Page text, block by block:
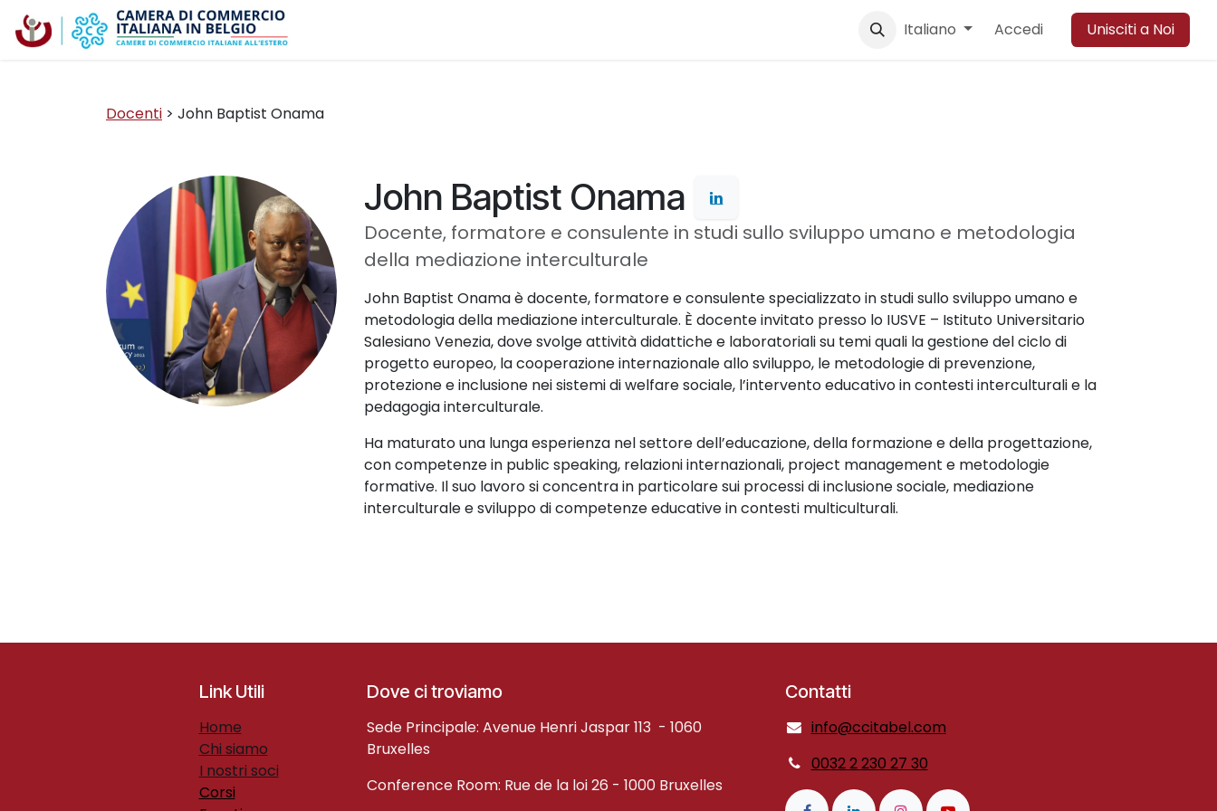
Passa al contenuto
Eventi News Contattaci
Italiano Accedi Unisciti a Noi
Docenti > John Baptist Onama
John Baptist Onama
Docente, formatore e consulente in studi sullo sviluppo umano e metodologia
della mediazione interculturale
John Baptist Onama è docente, formatore e consulente specializzato in studi sullo sviluppo umano e
metodologia della mediazione interculturale. È docente invitato presso lo IUSVE – Istituto Universitario
Salesiano Venezia, dove svolge attività didattiche e laboratoriali su temi quali la gestione del ciclo di
progetto europeo, la cooperazione internazionale allo sviluppo, le metodologie di prevenzione,
protezione e inclusione nei sistemi di welfare sociale, l’intervento educativo in contesti interculturali e la
pedagogia interculturale.
Ha maturato una lunga esperienza nel settore dell’educazione, della formazione e della progettazione,
con competenze in public speaking, relazioni internazionali, project management e metodologie
formative. Il suo lavoro si concentra in particolare sui processi di inclusione sociale, mediazione
interculturale e sviluppo di competenze educative in contesti multiculturali.
Dove ci troviamo
Sede Principale: Avenue Henri Jaspar 113 - 1060
Bruxelles
Conference Room: Rue de la loi 26 - 1000 Bruxelles
Contatti
info@ccitabel.com
0032 2 230 27 30
Link Utili
H​ome​
Chi siamo
I nostri soci
Corsi